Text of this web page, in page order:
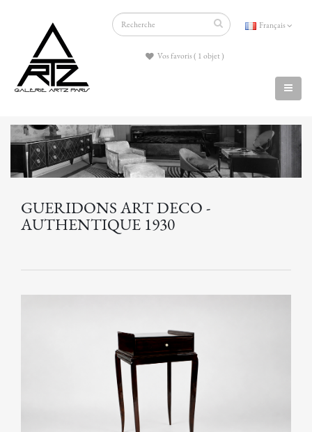
Français
Vos favoris ( 1 objet )
GUERIDONS ART DECO -
AUTHENTIQUE 1930